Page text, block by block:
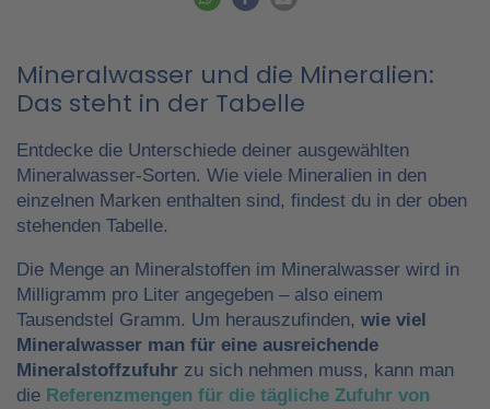
Mineralwasser und die Mineralien:
Das steht in der Tabelle
Entdecke die Unterschiede deiner ausgewählten
Mineralwasser-Sorten. Wie viele Mineralien in den
einzelnen Marken enthalten sind, findest du in der oben
stehenden Tabelle.
Die Menge an Mineralstoffen im Mineralwasser wird in
Milligramm pro Liter angegeben – also einem
Tausendstel Gramm. Um herauszufinden, wie viel
Mineralwasser man für eine ausreichende
Mineralstoffzufuhr zu sich nehmen muss, kann man
die Referenzmengen für die tägliche Zufuhr von